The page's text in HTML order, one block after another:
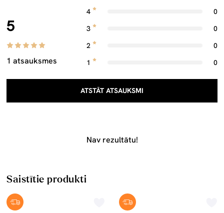
5
1 atsauksmes
4
0
3
0
2
0
1
0
ATSTĀT ATSAUKSMI
Nav rezultātu!
Saistītie produkti